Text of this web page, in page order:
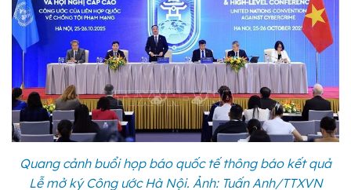
Quang cảnh buổi họp báo quốc tế thông báo kết quả
Lễ mở ký Công ước Hà Nội. Ảnh: Tuấn Anh/TTXVN